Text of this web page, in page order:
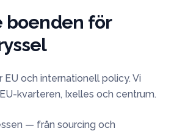
boenden för
och internationell policy. Vi
kvarteren, Ixelles och centrum.
— från sourcing och